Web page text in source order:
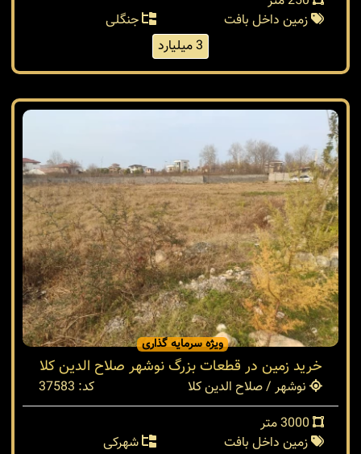
زمین داخل بافت
جنگلی
3 میلیارد
ویژه سرمایه گذاری
خرید زمین در قطعات بزرگ نوشهر صلاح الدین کلا
نوشهر / صلاح الدین کلا
کد: 37583
زمین داخل بافت
شهرکی